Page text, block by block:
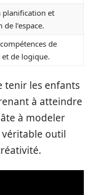
planification et
de l’espace.
de
de logique.
tenir les enfants
à atteindre
à modeler
outil